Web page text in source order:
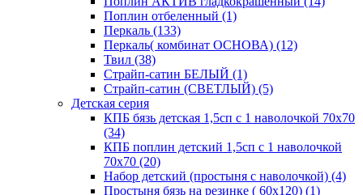
Поплин отбеленный (1)
Перкаль (133)
Перкаль( комбинат ОСНОВА) (12)
Твил (38)
Страйп-сатин БЕЛЫЙ (1)
Страйп-сатин (СВЕТЛЫЙ) (5)
Детская серия
КПБ бязь детская 1,5сп с 1 наволочкой 70х70
(34)
КПБ поплин детский 1,5сп с 1 наволочкой
70х70 (20)
Набор детский (простыня с наволочкой) (4)
Простыня бязь на резинке ( 60х120) (1)